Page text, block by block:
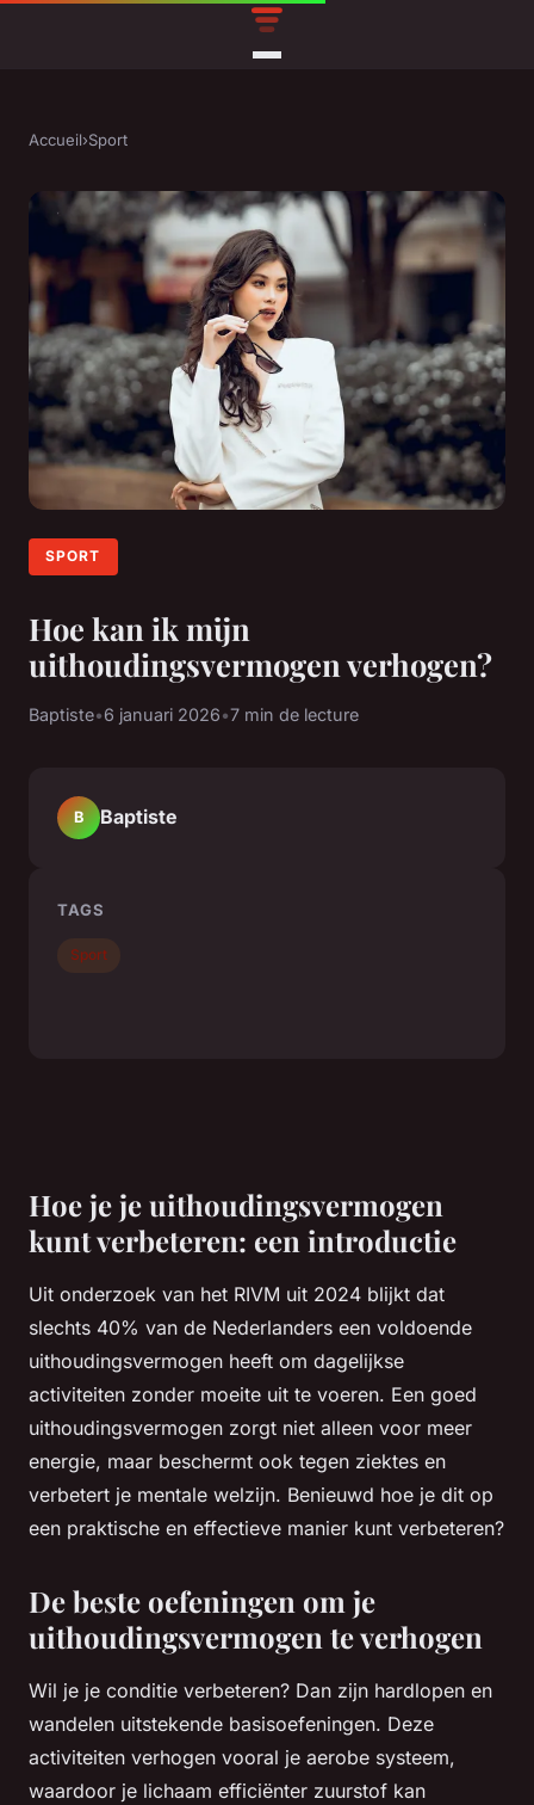
Accueil›Sport
SPORT
Hoe kan ik mijn
uithoudingsvermogen verhogen?
Baptiste•6 januari 2026•7 min de lecture
Hoe je je uithoudingsvermogen
kunt verbeteren: een introductie
Uit onderzoek van het RIVM uit 2024 blijkt dat
slechts 40% van de Nederlanders een voldoende
uithoudingsvermogen heeft om dagelijkse
activiteiten zonder moeite uit te voeren. Een goed
uithoudingsvermogen zorgt niet alleen voor meer
energie, maar beschermt ook tegen ziektes en
verbetert je mentale welzijn. Benieuwd hoe je dit op
een praktische en effectieve manier kunt verbeteren?
De beste oefeningen om je
uithoudingsvermogen te verhogen
Wil je je conditie verbeteren? Dan zijn hardlopen en
wandelen uitstekende basisoefeningen. Deze
activiteiten verhogen vooral je aerobe systeem,
waardoor je lichaam efficiënter zuurstof kan
B Baptiste
TAGS
Sport